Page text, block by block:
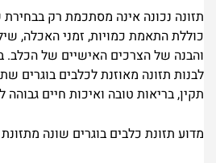
תזונה נכונה אינה מסתכמת רק בבחירת
כוללת התאמת כמויות, זמני האכלה,
והבנה של הצרכים האישיים של הכלב.
לבנות תזונה מאוזנת לכלבים בוגרים
תקין, בריאות טובה ואיכות חיים גבוהה
מדוע תזונת כלבים בוגרים שונה מתזונת